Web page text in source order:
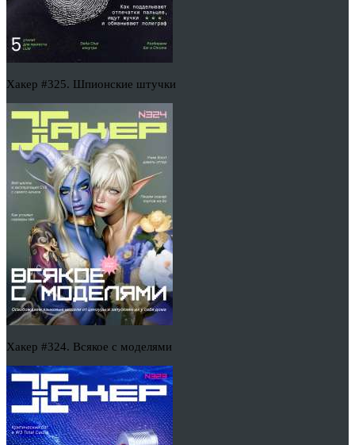
Хакер #325. Шпионские штучки
Хакер #324. Всякое с моделями